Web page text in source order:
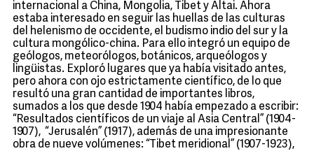
internacional a China, Mongolia, Tibet y Altai. Ahora
estaba interesado en seguir las huellas de las culturas
del helenismo de occidente, el budismo indio del sur y la
cultura mongólico-china. Para ello integró un equipo de
geólogos, meteorólogos, botánicos, arqueólogos y
lingüistas. Exploró lugares que ya había visitado antes,
pero ahora con ojo estrictamente científico, de lo que
resultó una gran cantidad de importantes libros,
sumados a los que desde 1904 había empezado a escribir:
“Resultados científicos de un viaje al Asia Central” (1904-
1907), “Jerusalén” (1917), además de una impresionante
obra de nueve volúmenes: “Tibet meridional” (1907-1923),